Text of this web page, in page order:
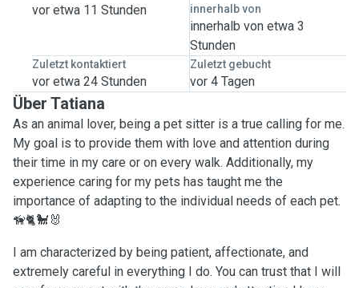
vor etwa 11 Stunden
innerhalb von
innerhalb von etwa 3
Stunden
Zuletzt kontaktiert
vor etwa 24 Stunden
Zuletzt gebucht
vor 4 Tagen
Über Tatiana
As an animal lover, being a pet sitter is a true calling for me.
My goal is to provide them with love and attention during
their time in my care or on every walk. Additionally, my
experience caring for my pets has taught me the
importance of adapting to the individual needs of each pet.
🦮🐈🐩🐰
I am characterized by being patient, affectionate, and
extremely careful in everything I do. You can trust that I will